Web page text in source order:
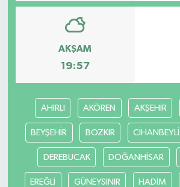
AKŞAM
19:57
AHIRLI AKÖREN AKŞEHİR
BEYŞEHİR BOZKIR CİHANBEYLİ
DEREBUCAK DOĞANHİSAR
EREĞLİ GÜNEYSINIR HADİM
TURGUTLU
MANİSA'NIN YÖRESEL
ÖZEL HABER